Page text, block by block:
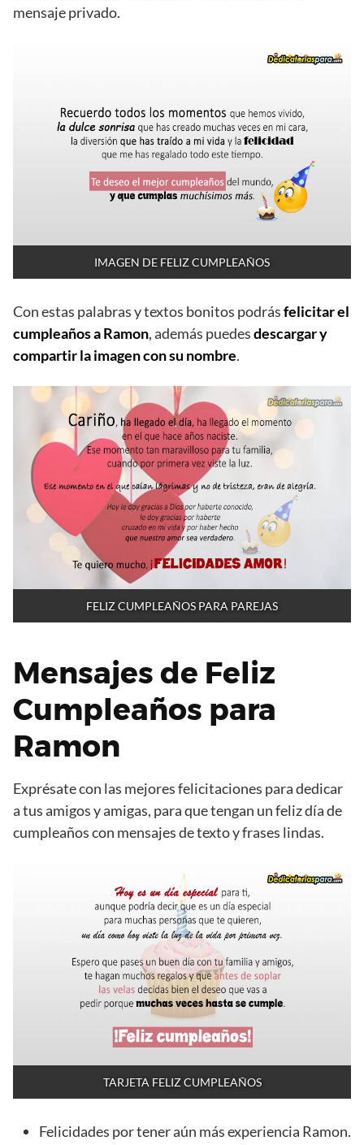
mensaje privado.
IMAGEN DE FELIZ CUMPLEAÑOS
Con estas palabras y textos bonitos podrásfelicitar el
cumpleaños a Ramon, además puedesdescargar y
compartir la imagen con su nombre.
FELIZ CUMPLEAÑOS PARA PAREJAS
Mensajes de Feliz
Cumpleaños para
Ramon
Exprésate con las mejores felicitaciones para dedicar
a tus amigos y amigas, para que tengan un feliz día de
cumpleaños con mensajes de texto y frases lindas.
TARJETA FELIZ CUMPLEAÑOS
Felicidades por tener aún más experiencia Ramon.